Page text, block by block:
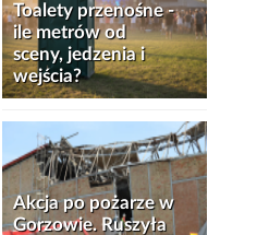
Toalety przenośne -
ile metrów od
sceny, jedzenia i
wejścia?
Akcja po pożarze w
Gorzowie. Ruszyła